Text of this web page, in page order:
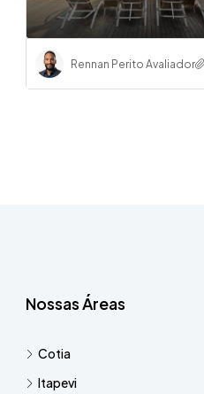
Rennan Perito Avaliador
Nossas Áreas
Cotia
Itapevi